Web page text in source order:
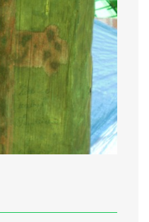
v Choceradech z.s.
4